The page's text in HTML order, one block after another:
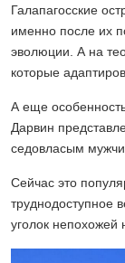
Галапагосские
именно после их
эволюции. А на
которые
А еще
Дарвин
седовласым
Сейчас это
труднодоступное
уголок непохожей